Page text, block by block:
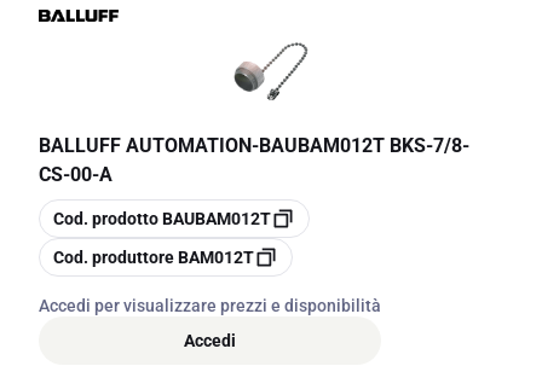
BALLUFF AUTOMATION-BAUBAM012T BKS-7/8-
CS-00-A
copia
Cod. prodottoBAUBAM012T
copia
Cod. produttoreBAM012T
Accedi per visualizzare prezzi e disponibilità
Accedi